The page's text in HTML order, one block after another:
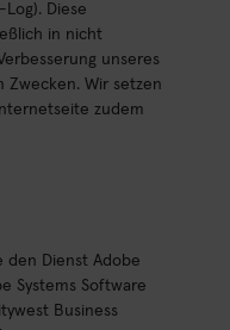
Diese
in nicht
unseres
Zwecken. Wir setzen
zudem
den Dienst Adobe
Systems Software
Business